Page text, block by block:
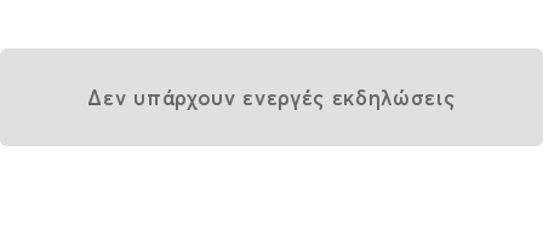
Δεν υπάρχουν ενεργές εκδηλώσεις